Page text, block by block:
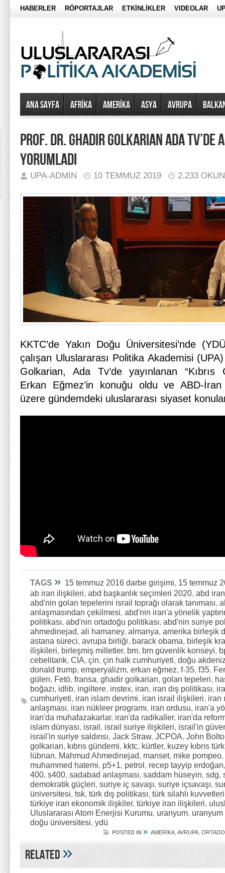
HABERLER RÖPORTAJLAR ETKİNLİKLER VIDEOLAR
Ana Sayfa AFRİKA AMERİKA ASYA AVRUPA
PROF. DR. GHADIR GOLKARIAN ADA TV’DE
YORUMLADI
UPA-ADMIN 10 TEMMUZ 2019 2.233
KKTC’de Yakın Doğu Üniversitesi’nde
çalışan Uluslararası Politika Akademisi
Golkarian, Ada Tv’de yayınlanan “Kıbrıs
Erkan Eğmez’in konuğu oldu ve ABD-
üzere gündemdeki uluslararası siyaset
TAGS » 15 temmuz 2016 darbe girişimi, 15 temmuz
ab iran ilişkileri, abd başkanlık seçimleri 2020, abd
abd'nin golan tepelerini israil toprağı olarak tanıması,
anlaşmasından çekilmesi, abd'nin iran'a yönelik
politikası, abd'nin ortadoğu politikası, abd'nin suriye
ahmedinejad, ali hamaney, almanya, amerika birleşik
astana süreci, avrupa birliği, barack obama, birleşik
ilişkileri, birleşmiş milletler, bm, bm güvenlik konseyi,
cebelitarık, CIA, çin, çin halk cumhuriyeti, doğu
donald trump, emperyalizm, erkan eğmez, f-35, f35,
gülen, Fetö, fransa, ghadir golkarian, golan tepeleri,
boğazı, idlib, ingiltere, instex, iran, iran dış politikası,
cumhuriyeti, iran islam devrimi, iran israil ilişkileri, iran
anlaşması, iran nükleer programı, iran ordusu, iran'a
iran'da muhafazakarlar, iran'da radikaller, iran'da
islam dünyası, israil, israil suriye ilişkileri, israil'in
israil'in suriye saldırısı, Jack Straw, JCPOA, John
golkarian, kıbrıs gündemi, kktc, kürtler, kuzey kıbrıs
lübnan, Mahmud Ahmedinejad, manset, mike pompeo,
muhammed hatemi, p5+1, petrol, recep tayyip erdoğan
400, s400, sadabad anlaşması, saddam hüseyin, sdg,
demokratik güçleri, suriye iç savaşı, suriye içsavaşı,
üniversitesi, tsk, türk dış politikası, türk silahlı kuvvetleri
türkiye iran ekonomik ilişkiler, türkiye iran ilişkileri,
Uluslararası Atom Enerjisi Kurumu, uranyum,
doğu üniversitesi, ydü
POSTED IN » AMERİKA AVRUPA
Related»